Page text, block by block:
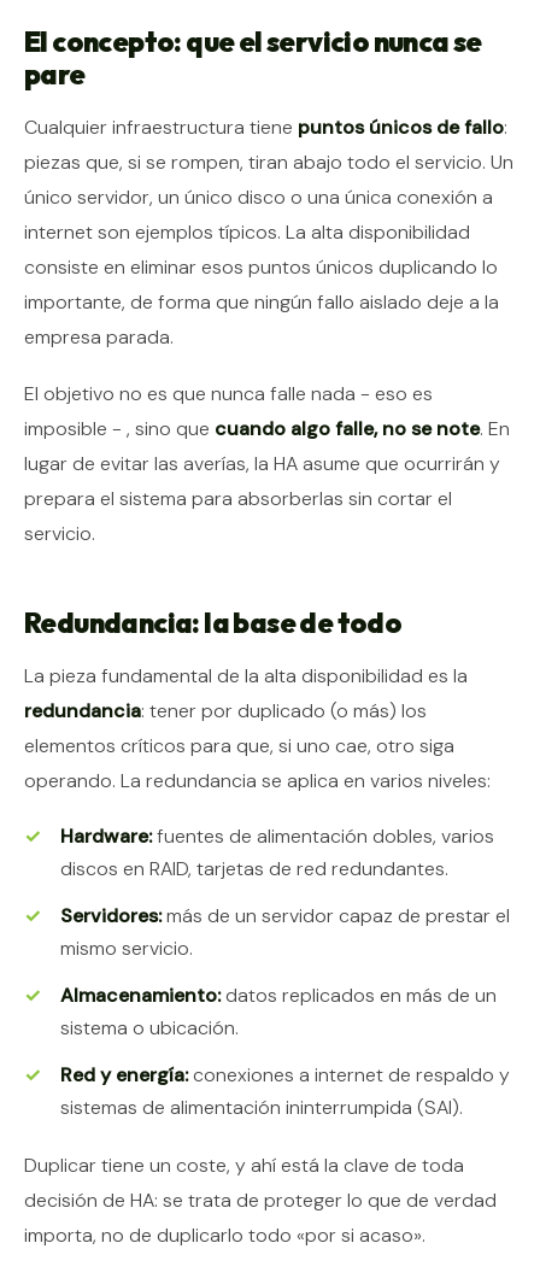
El concepto: que el servicio nunca se
pare
Cualquier infraestructura tiene puntos únicos de fallo:
piezas que, si se rompen, tiran abajo todo el servicio. Un
único servidor, un único disco o una única conexión a
internet son ejemplos típicos. La alta disponibilidad
consiste en eliminar esos puntos únicos duplicando lo
importante, de forma que ningún fallo aislado deje a la
empresa parada.
El objetivo no es que nunca falle nada - eso es
imposible - , sino que cuando algo falle, no se note. En
lugar de evitar las averías, la HA asume que ocurrirán y
prepara el sistema para absorberlas sin cortar el
servicio.
Redundancia: la base de todo
La pieza fundamental de la alta disponibilidad es la
redundancia: tener por duplicado (o más) los
elementos críticos para que, si uno cae, otro siga
operando. La redundancia se aplica en varios niveles:
Hardware:fuentes de alimentación dobles, varios
discos en RAID, tarjetas de red redundantes.
Servidores:más de un servidor capaz de prestar el
mismo servicio.
Almacenamiento:datos replicados en más de un
sistema o ubicación.
Red y energía:conexiones a internet de respaldo y
sistemas de alimentación ininterrumpida (SAI).
Duplicar tiene un coste, y ahí está la clave de toda
decisión de HA: se trata de proteger lo que de verdad
importa, no de duplicarlo todo «por si acaso».